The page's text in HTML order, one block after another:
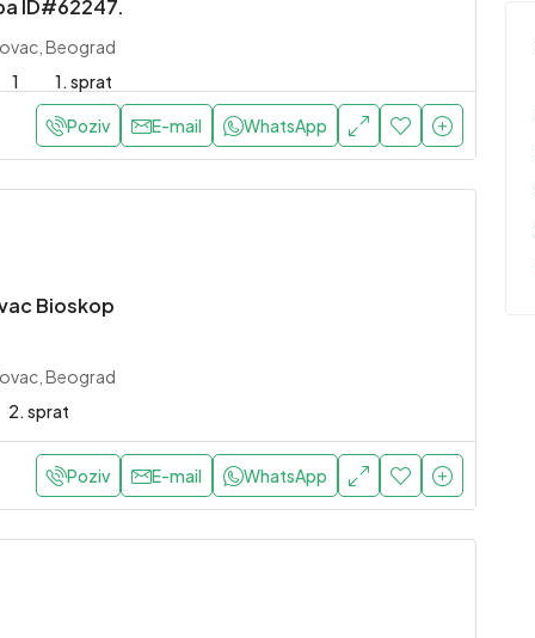
ID#62247.
Beograd
1 1. sprat
Poziv E-mail WhatsApp
Bioskop
Beograd
2. sprat
Poziv E-mail WhatsApp